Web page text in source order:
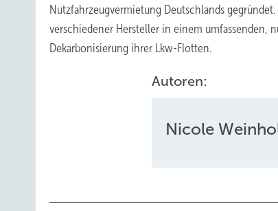
Nutzfahrzeugvermietung Deutschlands
verschiedener Hersteller in einem umfassenden,
Dekarbonisierung ihrer Lkw-Flotten.
Autoren:
Nicole